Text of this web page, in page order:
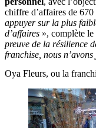
chiffre d’affaires de 670
appuyer sur la plus
d’affaires », complète
preuve de la résilience
franchise, nous
Oya Fleurs, ou la